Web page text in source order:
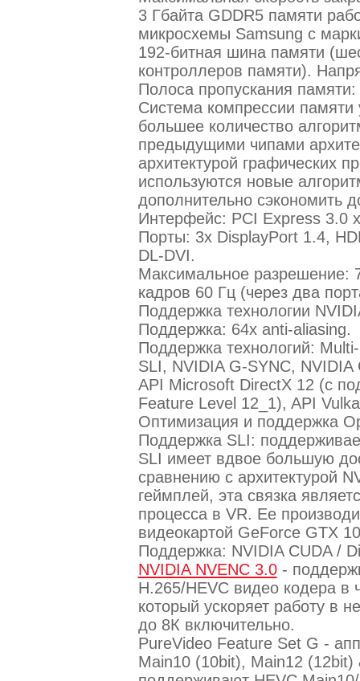
3 Гбайта GDDR5 памяти
микросхемы Samsung с
192-битная шина памяти
контроллеров памяти).
Полоса пропускания
Система компрессии
большее количество
предыдущими чипами
архитектурой графических
используются новые
дополнительно сэкономить
Интерфейс: PCI Express 3.0
Порты: 3х DisplayPort 1.4,
DL-DVI.
Максимальное разрешение:
кадров 60 Гц (через два
Поддержка технологии
Поддержка: 64x anti-aliasing.
Поддержка технологий:
SLI, NVIDIA G-SYNC,
API Microsoft DirectX 12 (с
Feature Level 12_1), API
Оптимизация и поддержка
Поддержка SLI:
SLI имеет вдвое большую
сравнению с архитектурой
геймплей, эта связка
процесса в VR. Ее
видеокартой GeForce GTX
Поддержка: NVIDIA CUDA /
NVIDIA NVENC 3.0-
H.265/HEVC видео кодера в
который ускоряет работу в
до 8К включительно.
PureVideo Feature Set G -
Main10 (10bit), Main12